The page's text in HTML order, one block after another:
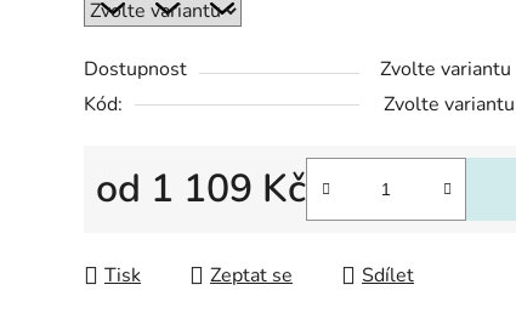
Dostupnost
Zvolte variantu
Kód:
Zvolte variantu
od 1 109 Kč
Tisk Zeptat se Sdílet